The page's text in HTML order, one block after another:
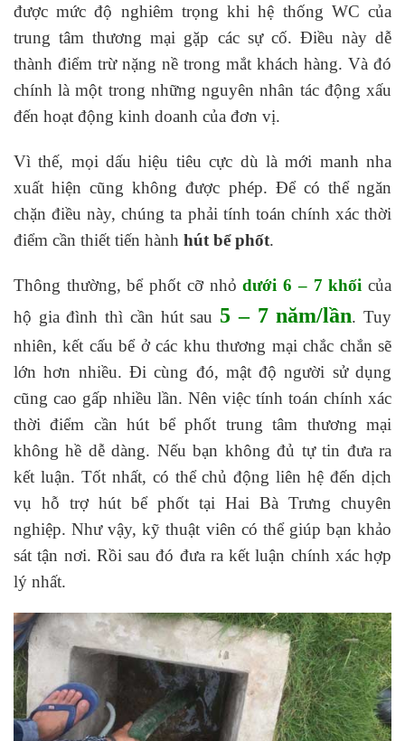
được mức độ nghiêm trọng khi hệ thống WC của
trung tâm thương mại gặp các sự cố. Điều này dễ
thành điểm trừ nặng nề trong mắt khách hàng. Và đó
chính là một trong những nguyên nhân tác động xấu
đến hoạt động kinh doanh của đơn vị.
Vì thế, mọi dấu hiệu tiêu cực dù là mới manh nha
xuất hiện cũng không được phép. Để có thể ngăn
chặn điều này, chúng ta phải tính toán chính xác thời
điểm cần thiết tiến hành hút bể phốt.
Thông thường, bể phốt cỡ nhỏdưới 6 – 7 khối của
hộ gia đình thì cần hút sau 5 – 7 năm/lần. Tuy
nhiên, kết cấu bể ở các khu thương mại chắc chắn sẽ
lớn hơn nhiều. Đi cùng đó, mật độ người sử dụng
cũng cao gấp nhiều lần. Nên việc tính toán chính xác
thời điểm cần hút bể phốt trung tâm thương mại
không hề dễ dàng. Nếu bạn không đủ tự tin đưa ra
kết luận. Tốt nhất, có thể chủ động liên hệ đến dịch
vụ hỗ trợ hút bể phốt tại Hai Bà Trưng chuyên
nghiệp. Như vậy, kỹ thuật viên có thể giúp bạn khảo
sát tận nơi. Rồi sau đó đưa ra kết luận chính xác hợp
lý nhất.